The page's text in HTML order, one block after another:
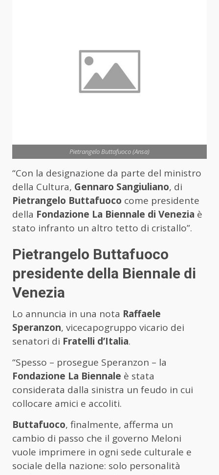
Pietrangelo Buttafuoco (Ansa)
“Con la designazione da parte del ministro
della Cultura, Gennaro Sangiuliano, di
Pietrangelo Buttafuoco come presidente
della Fondazione La Biennale di Venezia è
stato infranto un altro tetto di cristallo”.
Pietrangelo Buttafuoco
presidente della Biennale di
Venezia
Lo annuncia in una nota Raffaele
Speranzon, vicecapogruppo vicario dei
senatori di Fratelli d’Italia.
“Spesso – prosegue Speranzon – la
Fondazione La Biennale è stata
considerata dalla sinistra un feudo in cui
collocare amici e accoliti.
Buttafuoco, finalmente, afferma un
cambio di passo che il governo Meloni
vuole imprimere in ogni sede culturale e
sociale della nazione: solo personalità